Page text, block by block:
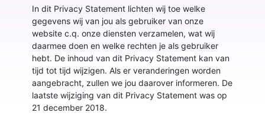
In dit Privacy Statement lichten wij toe welke
gegevens wij van jou als gebruiker van onze
website c.q. onze diensten verzamelen, wat wij
daarmee doen en welke rechten je als gebruiker
hebt. De inhoud van dit Privacy Statement kan van
tijd tot tijd wijzigen. Als er veranderingen worden
aangebracht, zullen we jou daarover informeren. De
laatste wijziging van dit Privacy Statement was op
21 december 2018.